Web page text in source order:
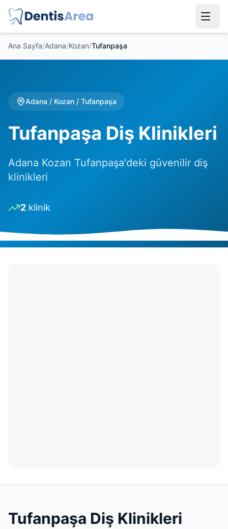
Ana Sayfa/Adana/Kozan/Tufanpaşa
Adana / Kozan / Tufanpaşa
Tufanpaşa Diş Klinikleri
Adana Kozan Tufanpaşa'deki güvenilir diş
klinikleri
2 klinik
Tufanpaşa Diş Klinikleri